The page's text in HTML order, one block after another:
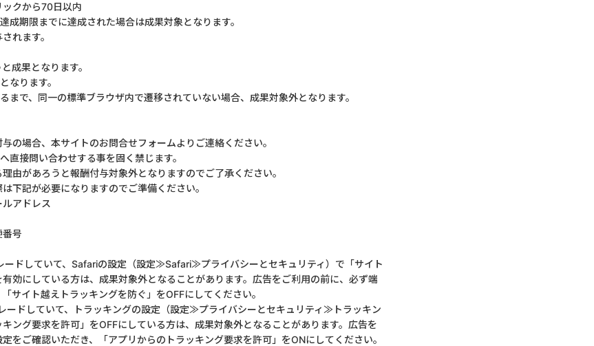
クから70日以内
成期限までに達成された場合は成果対象となります。
れます。
成果となります。
なります。
まで、同一の標準ブラウザ内で遷移されていない場合、成果対象外となります。
の場合、本サイトのお問合せフォームよりご連絡ください。
直接問い合わせする事を固く禁じます。
由があろうと報酬付与対象外となりますのでご了承ください。
下記が必要になりますのでご準備ください。
アドレス
番号
ードしていて、Safariの設定（設定≫Safari≫プライバシーとセキュリティ）で「サイト
効にしている方は、成果対象外となることがあります。広告をご利用の前に、必ず端
サイト越えトラッキングを防ぐ」をOFFにしてください。
ードしていて、トラッキングの設定（設定≫プライバシーとセキュリティ≫トラッキン
ング要求を許可」をOFFにしている方は、成果対象外となることがあります。広告を
をご確認いただき、「アプリからのトラッキング要求を許可」をONにしてください。